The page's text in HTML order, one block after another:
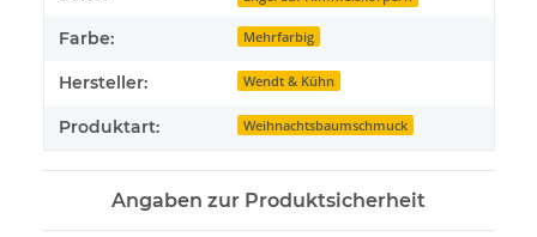
Farbe: Mehrfarbig
Hersteller: Wendt & Kühn
Produktart: Weihnachtsbaumschmuck
Angaben zur Produktsicherheit